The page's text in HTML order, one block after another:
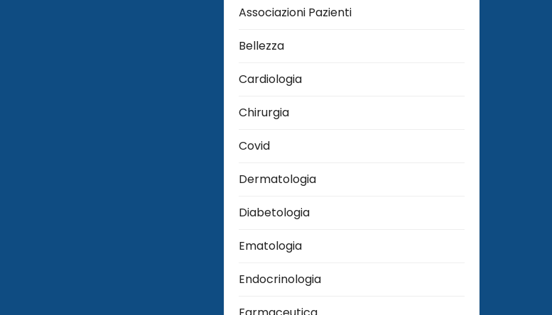
Associazioni Pazienti
Bellezza
Cardiologia
Chirurgia
Covid
Dermatologia
Diabetologia
Ematologia
Endocrinologia